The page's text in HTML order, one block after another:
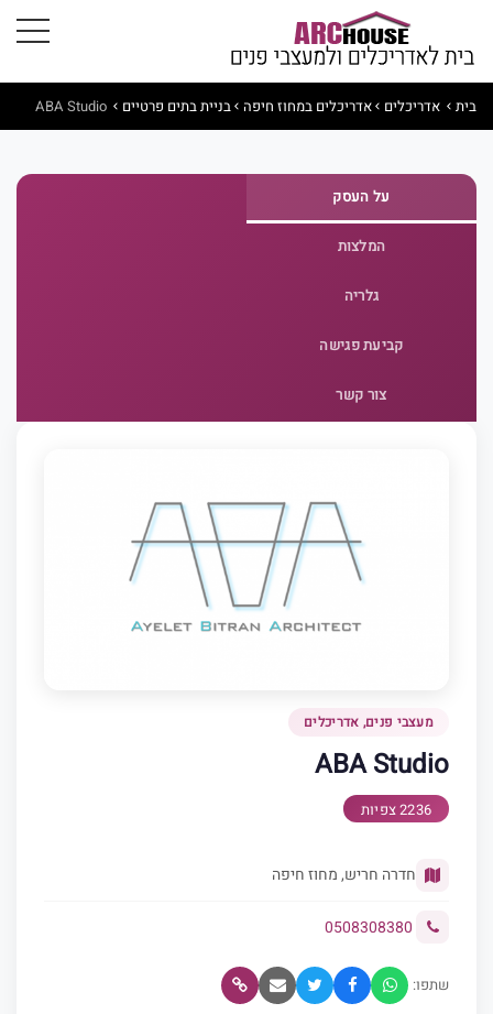
בית אדריכלים אדריכלים במחוז חיפה בניית בתים פרטיים ABA Studio
על העסק
המלצות
גלריה
קביעת פגישה
צור קשר
מעצבי פנים, אדריכלים
ABA Studio
2236 צפיות
חדרה חריש, מחוז חיפה
0508308380
שתפו: